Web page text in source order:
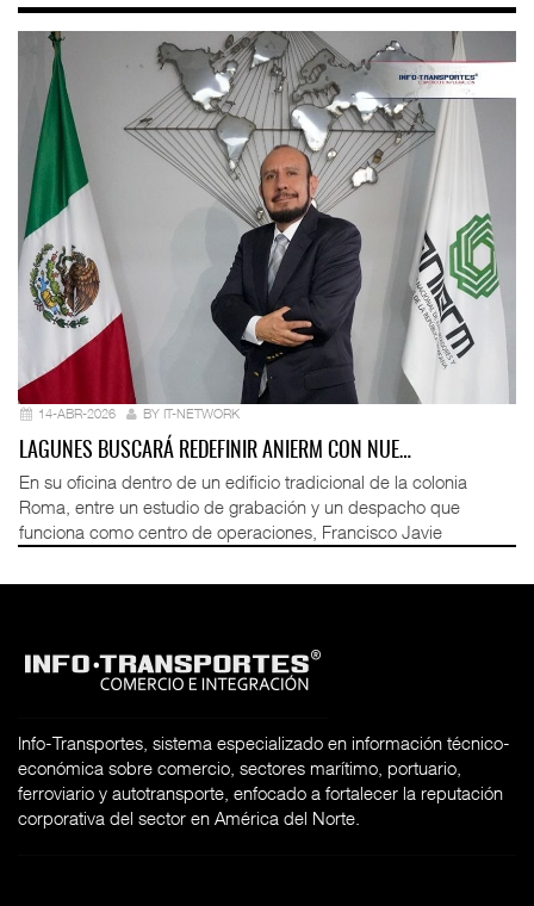
14-ABR-2026 BY IT-NETWORK
LAGUNES BUSCARÁ REDEFINIR ANIERM CON NUE…
En su oficina dentro de un edificio tradicional de la colonia
Roma, entre un estudio de grabación y un despacho que
funciona como centro de operaciones, Francisco Javie
Info-Transportes, sistema especializado en información técnico-
económica sobre comercio, sectores marítimo, portuario,
ferroviario y autotransporte, enfocado a fortalecer la reputación
corporativa del sector en América del Norte.